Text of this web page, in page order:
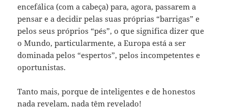
encefálica (com a cabeça) para, agora, passarem a
pensar e a decidir pelas suas próprias “barrigas” e
pelos seus próprios “pés”, o que significa dizer que
o Mundo, particularmente, a Europa está a ser
dominada pelos “espertos”, pelos incompetentes e
oportunistas.
Tanto mais, porque de inteligentes e de honestos
nada revelam, nada têm revelado!